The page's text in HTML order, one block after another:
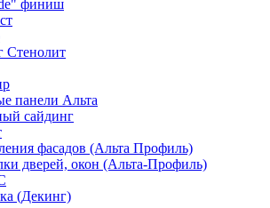
финиш
Стенолит
панели Альта
сайдинг
фасадов (Альта Профиль)
дверей, окон (Альта-Профиль)
(Декинг)